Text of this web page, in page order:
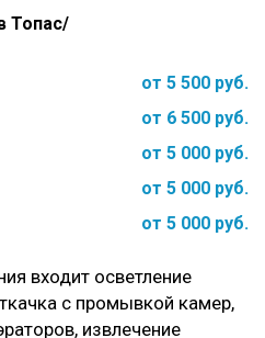
Топас/
от 5 500 руб.
от 6 500 руб.
от 5 000 руб.
от 5 000 руб.
от 5 000 руб.
входит осветление
с промывкой камер,
извлечение